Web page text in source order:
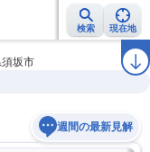
検索 現在地
注意報 ラ
坂市
週間の最新見解